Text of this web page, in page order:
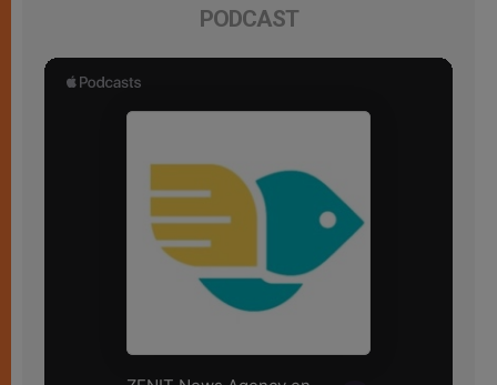
PODCAST